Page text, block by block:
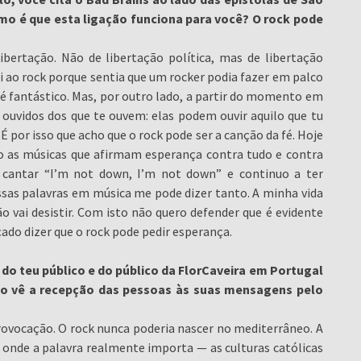
é que esta ligação funciona para você? O rock pode
Não de libertação política, mas de libertação
rock porque sentia que um rocker podia fazer em palco
fantástico. Mas, por outro lado, a partir do momento em
dos que te ouvem: elas podem ouvir aquilo que tu
isso que acho que o rock pode ser a canção da fé. Hoje
músicas que afirmam esperança contra tudo e contra
“I’m not down, I’m not down” e continuo a ter
palavras em música me pode dizer tanto. A minha vida
vai desistir. Com isto não quero defender que é evidente
dizer que o rock pode pedir esperança.
teu público e do público da FlorCaveira em Portugal
a recepção das pessoas às suas mensagens pelo
O rock nunca poderia nascer no mediterrâneo. A
a palavra realmente importa — as culturas católicas